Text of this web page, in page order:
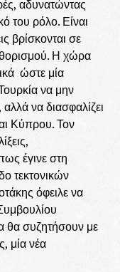
αδυνατώντας
του ρόλο. Είναι
βρίσκονται σε
Η χώρα
ώστε μία
να μην
να διασφαλίζει
Κύπρου. Τον
έγινε στη
τεκτονικών
όφειλε να
θα συζητήσουν με
μία νέα